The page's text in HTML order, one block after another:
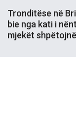
Tronditëse në
bie nga kati i
mjekët